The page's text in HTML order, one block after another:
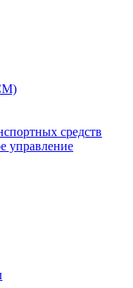
средств
управление